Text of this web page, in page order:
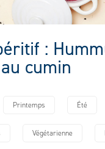
:
cumin
Printemps Été
Végétarienne